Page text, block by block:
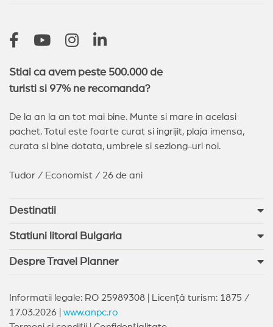
Stiai ca avem peste 500.000 de
turisti si 97% ne recomanda?
De la an la an tot mai bine. Munte si mare in acelasi
pachet. Totul este foarte curat si ingrijit, plaja imensa,
curata si bine dotata, umbrele si sezlong-uri noi.
Tudor / Economist / 26 de ani
Destinatii
Statiuni litoral Bulgaria
Despre Travel Planner
Informatii legale: RO 25989308 | Licență turism: 1875 /
17.03.2026 | www.anpc.ro